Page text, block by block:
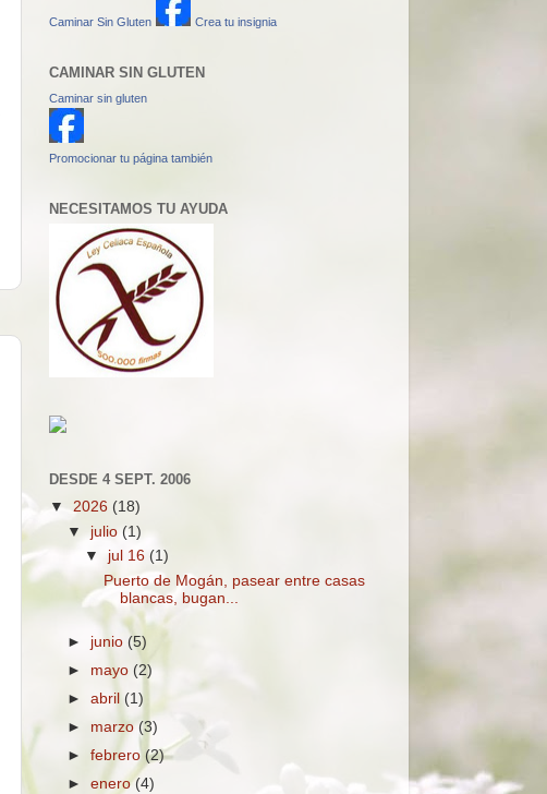
Caminar Sin Gluten Crea tu insignia
CAMINAR SIN GLUTEN
Caminar sin gluten
Promocionar tu página también
NECESITAMOS TU AYUDA
DESDE 4 SEPT. 2006
▼ 2026 (18)
▼ julio(1)
▼jul 16(1)
Puerto de Mogán, pasear entre casas
blancas, bugan...
► junio (5)
► mayo (2)
►abril(1)
► marzo (3)
►febrero(2)
►enero(4)